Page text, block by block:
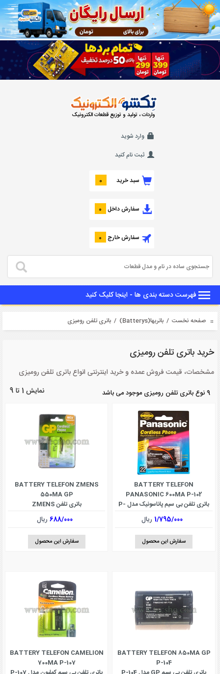
واردات ، تولید و توزیع قطعات الکترونیک
وارد شوید
ثبت نام کنید
سبد خرید 0
سفارش داخل 0
سفارش خارج 0
فهرست دسته بندی ها - اینجا کلیک کنید
صفحه نخست / باتریها(Batterys) / باتری تلفن رومیزی
خرید باتری تلفن رومیزی
مشخصات، قیمت فروش عمده و خرید اینترنتی انواع باتری تلفن رومیزی
9 نوع باتری تلفن رومیزی موجود می باشد نمایش 1 تا 9
BATTERY TELEFON
PANASONIC 600MA P-102
باتری تلفن بی سیم پاناسونیک مدل P-
102
1/795/000 ریال
سفارش این محصول
BATTERY TELEFON ZMENS
550MA GP
باتری تلفن ZMENS
688/000 ریال
سفارش این محصول
BATTERY TELEFON 850MA GP
P-104
BATTERY TELEFON CAMELION
700MA P-107